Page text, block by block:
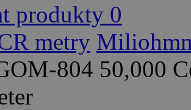
produkty 0
metry
804 50,000